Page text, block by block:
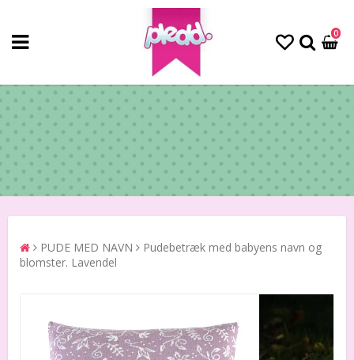
0
PUDE MED NAVN
Pudebetræk med babyens navn og
blomster. Lavendel